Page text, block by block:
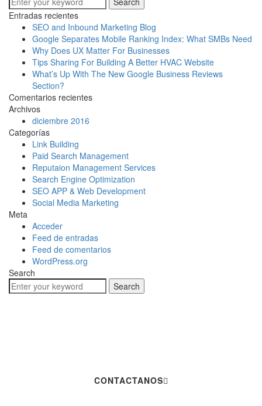
Entradas recientes
SEO and Inbound Marketing Blog
Google Separates Mobile Ranking Index: What SMBs Need
Why Does UX Matter For Businesses
Tips Sharing For Building A Better HVAC Website
What’s Up With The New Google Business Reviews
Section?
Comentarios recientes
Archivos
diciembre 2016
Categorías
Link Building
Paid Search Management
Reputaion Management Services
Search Engine Optimization
SEO APP & Web Development
Social Media Marketing
Meta
Acceder
Feed de entradas
Feed de comentarios
WordPress.org
Search
Search
CONTACTANOS